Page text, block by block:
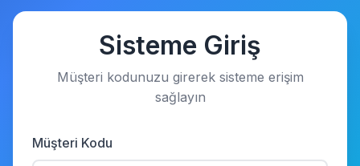
Sisteme Giriş
Müşteri kodunuzu girerek sisteme erişim
sağlayın
Müşteri Kodu